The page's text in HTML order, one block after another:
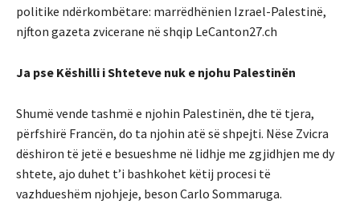
politike ndërkombëtare: marrëdhënien Izrael-Palestinë,
njfton gazeta zvicerane në shqip LeCanton27.ch
Ja pse Këshilli i Shteteve nuk e njohu Palestinën
Shumë vende tashmë e njohin Palestinën, dhe të tjera,
përfshirë Francën, do ta njohin atë së shpejti. Nëse Zvicra
dëshiron të jetë e besueshme në lidhje me zgjidhjen me dy
shtete, ajo duhet t’i bashkohet këtij procesi të
vazhdueshëm njohjeje, beson Carlo Sommaruga.